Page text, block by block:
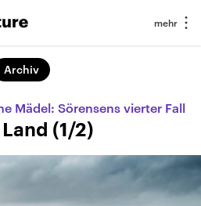
Archiv
Mädel: Sörensens vierter Fall
(1/2)